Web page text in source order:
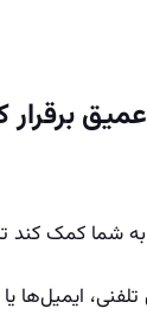
شما کمک کند
تلفنی،